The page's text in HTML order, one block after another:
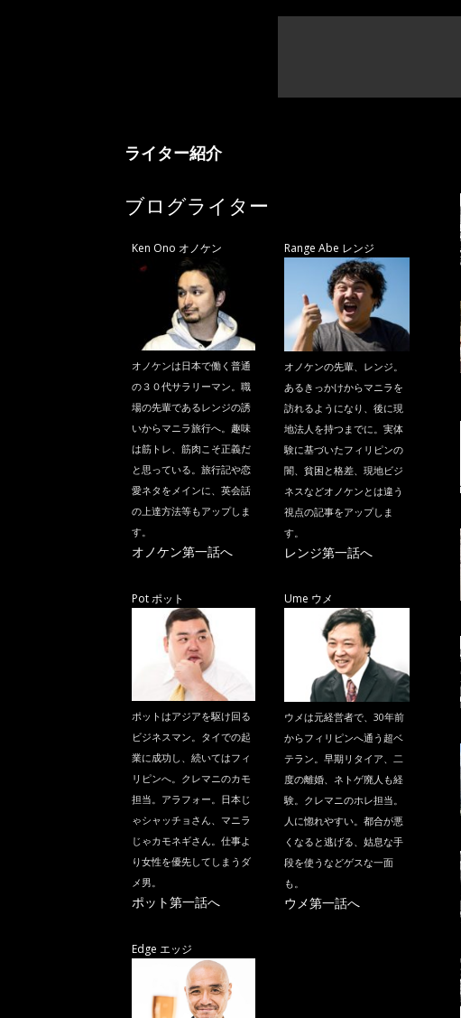
ライター紹介
ブログライター
Ken Ono オノケン
オノケンは日本で働く普通
の３０代サラリーマン。職
場の先輩であるレンジの誘
いからマニラ旅行へ。趣味
は筋トレ、筋肉こそ正義だ
と思っている。旅行記や恋
愛ネタをメインに、英会話
の上達方法等もアップしま
す。
オノケン第一話へ
Range Abe レンジ
オノケンの先輩、レンジ。
あるきっかけからマニラを
訪れるようになり、後に現
地法人を持つまでに。実体
験に基づいたフィリピンの
闇、貧困と格差、現地ビジ
ネスなどオノケンとは違う
視点の記事をアップしま
す。
レンジ第一話へ
Pot ポット
ポットはアジアを駆け回る
ビジネスマン。タイでの起
業に成功し、続いてはフィ
リピンへ。クレマニのカモ
担当。アラフォー。日本じ
ゃシャッチョさん、マニラ
じゃカモネギさん。仕事よ
り女性を優先してしまうダ
メ男。
ポット第一話へ
Ume ウメ
ウメは元経営者で、30年前
からフィリピンへ通う超ベ
テラン。早期リタイア、二
度の離婚、ネトゲ廃人も経
験。クレマニのホレ担当。
人に惚れやすい。都合が悪
くなると逃げる、姑息な手
段を使うなどゲスな一面
も。
ウメ第一話へ
Edge エッジ